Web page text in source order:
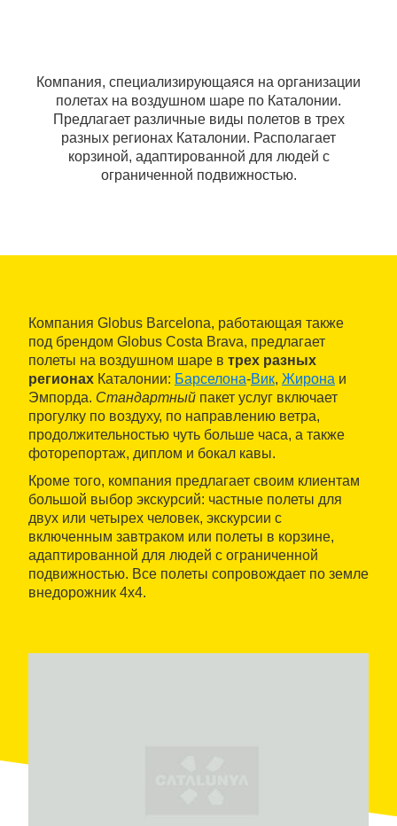
Компания, специализирующаяся на организации
полетах на воздушном шаре по Каталонии.
Предлагает различные виды полетов в трех
разных регионах Каталонии. Располагает
корзиной, адаптированной для людей с
ограниченной подвижностью.
Компания Globus Barcelona, работающая также
под брендом Globus Costa Brava, предлагает
полеты на воздушном шаре в трех разных
регионах Каталонии: Барселона-Вик, Жирона и
Эмпорда. Стандартный пакет услуг включает
прогулку по воздуху, по направлению ветра,
продолжительностью чуть больше часа, а также
фоторепортаж, диплом и бокал кавы.
Кроме того, компания предлагает своим клиентам
большой выбор экскурсий: частные полеты для
двух или четырех человек, экскурсии с
включенным завтраком или полеты в корзине,
адаптированной для людей с ограниченной
подвижностью. Все полеты сопровождает по земле
внедорожник 4х4.